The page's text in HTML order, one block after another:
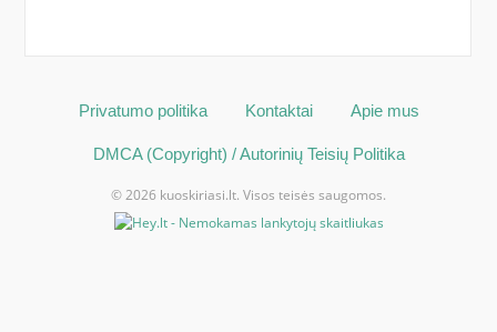
Privatumo politika Kontaktai Apie mus
DMCA (Copyright) / Autorinių Teisių Politika
© 2026 kuoskiriasi.lt. Visos teisės saugomos.